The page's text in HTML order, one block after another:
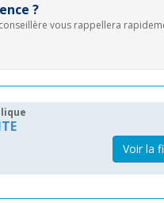
?
vous rappellera
Voir la